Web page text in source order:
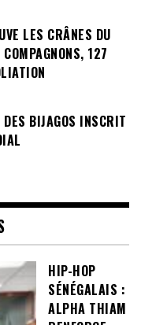
LES CRÂNES DU
127
BIJAGOS INSCRIT
HIP-HOP
SÉNÉGALAIS :
ALPHA THIAM